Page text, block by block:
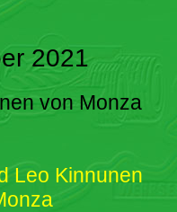
2021
von Monza
Leo Kinnunen